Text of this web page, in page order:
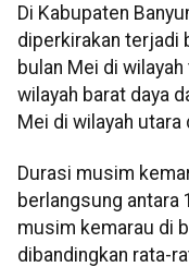
Di Kabupaten
diperkirakan terjadi
bulan Mei di
wilayah barat daya
Mei di wilayah utara
Durasi musim
berlangsung antara
musim kemarau di
dibandingkan rata-